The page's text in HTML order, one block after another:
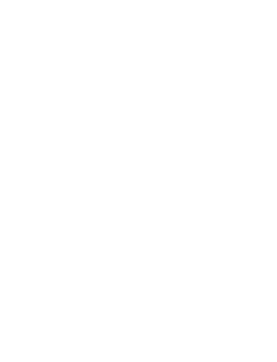
wurden, Ihre Gesundheit und Ihren
Beutel bieten nicht nur ein
Wasserbeutel sind der ideale Begleiter.
Entscheidung für die Umwelt sind.
ist. Holen Sie das Beste aus jedem